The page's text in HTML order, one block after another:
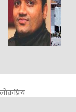
लोक्रप्रिय